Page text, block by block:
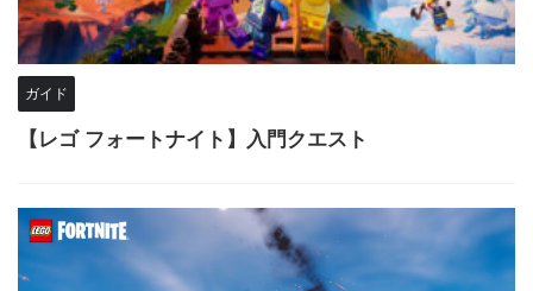
ガイド
【レゴ フォートナイト】入門クエスト